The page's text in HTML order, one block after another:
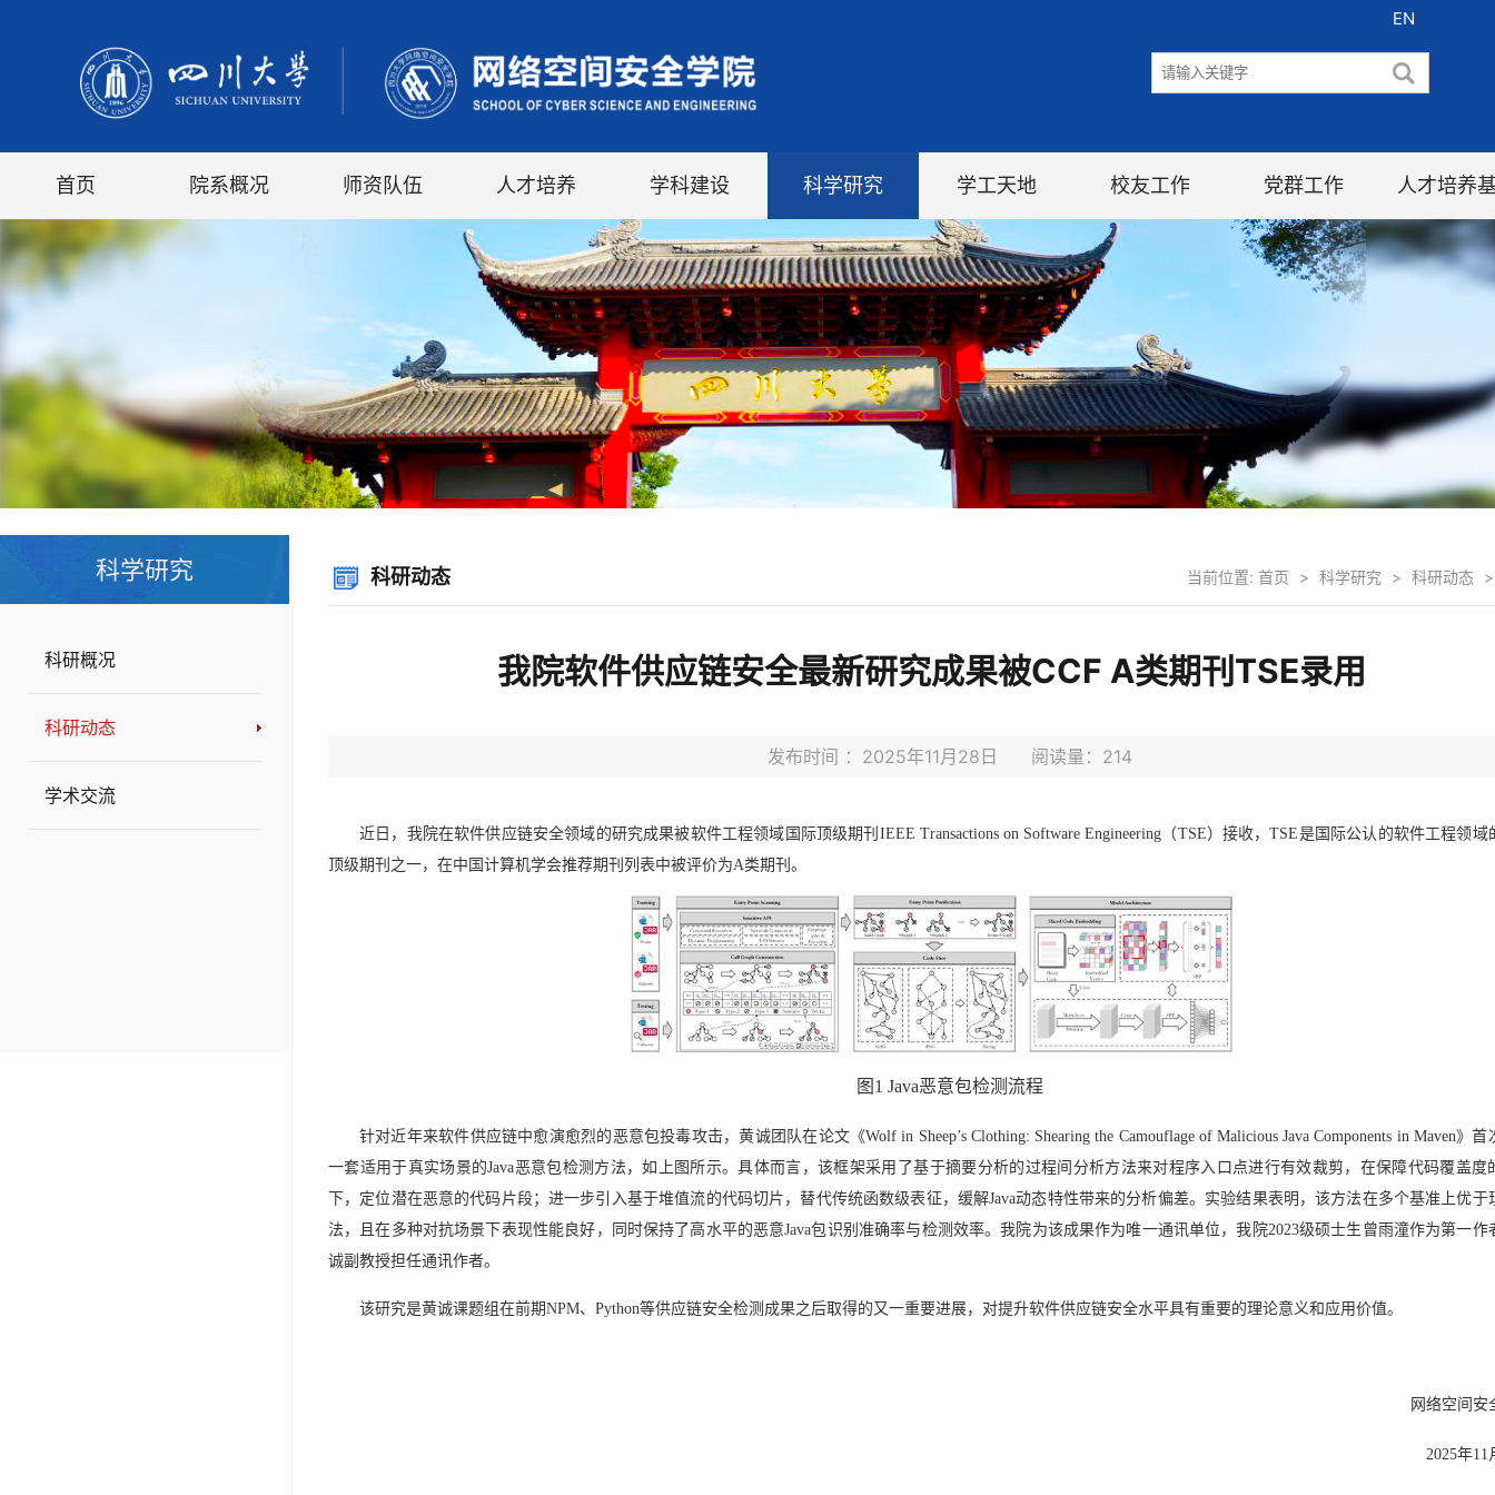
EN
首页 院系概况 师资队伍 人才培养 学科建设 科学研究 学工天地 校友工作 党群工作 人才培养
科学研究
科研概况
科研动态
学术交流
科研动态 当前位置: 首页 > 科学研究 > 科研动态 >
我院软件供应链安全最新研究成果被CCF A类期刊TSE录用
发布时间 ：2025年11月28日 阅读量： 214
近日，我院在软件供应链安全领域的研究成果被软件工程领域国际顶级期刊 IEEE Transactions on Software Engineering （TSE）接收，TSE是国际公认的软件工程领域
顶级期刊之一，在中国计算机学会推荐期刊列表中被评价为A类期刊。
图 1 Java恶意包检测流程
针对近年来软件供应链中愈演愈烈的恶意包投毒攻击，黄诚团队在论文《Wolf in Sheep’s Clothing: Shearing the Camouflage of Malicious Java Components in Maven》首
一套适用于真实场景的Java恶意包检测方法，如上图所示。具体而言，该框架采用了基于摘要分析的过程间分析方法来对程序入口点进行有效裁剪，在保障代码覆盖度
下，定位潜在恶意的代码片段；进一步引入基于堆值流的代码切片，替代传统函数级表征，缓解Java动态特性带来的分析偏差。实验结果表明，该方法在多个基准上优于
法，且在多种对抗场景下表现性能良好，同时保持了高水平的恶意Java包识别准确率与检测效率。我院为该成果作为唯一通讯单位，我院2023级硕士生曾雨潼作为第一作
诚副教授担任通讯作者。
该研究是黄诚课题组在前期NPM、 Python等供应链安全检测成果之后取得的又一重要进展，对提升软件供应链安全水平具有重要的理论意义和应用价值。
网络空间安
2025年11